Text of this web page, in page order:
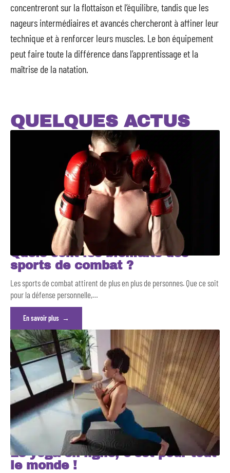
concentreront sur la flottaison et l’équilibre, tandis que les
nageurs intermédiaires et avancés chercheront à affiner leur
technique et à renforcer leurs muscles. Le bon équipement
peut faire toute la différence dans l’apprentissage et la
maîtrise de la natation.
QUELQUES ACTUS
Quels sont les bienfaits des
sports de combat ?
Les sports de combat attirent de plus en plus de personnes. Que ce soit
pour la défense personnelle,…
En savoir plus
Le yoga en ligne, c’est pour tout
le monde !